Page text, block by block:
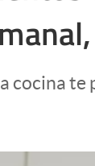
cocina